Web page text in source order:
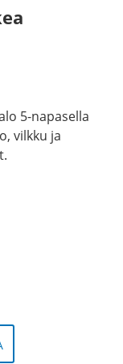
5-napasella
vilkku ja